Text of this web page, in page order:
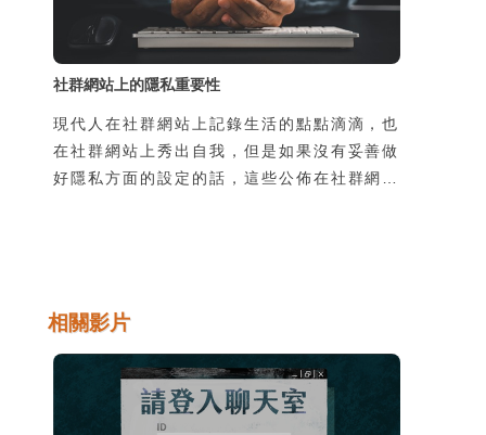
社群網站上的隱私重要性
現代人在社群網站上記錄生活的點點滴滴，也
在社群網站上秀出自我，但是如果沒有妥善做
好隱私方面的設定的話，這些公佈在社群網站
心。
相關影片